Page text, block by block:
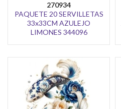
270934
PAQUETE 20 SERVILLETAS
33x33CM AZULEJO
LIMONES 344096